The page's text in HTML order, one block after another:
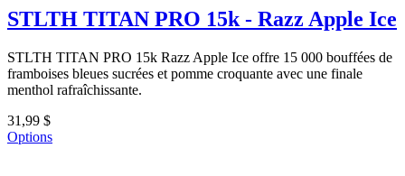
STLTH TITAN PRO 15k - Razz Apple Ice
STLTH TITAN PRO 15k Razz Apple Ice offre 15 000 bouffées de
framboises bleues sucrées et pomme croquante avec une finale
menthol rafraîchissante.
31,99 $
Options